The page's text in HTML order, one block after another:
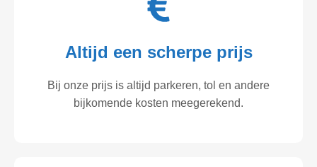
Altijd een scherpe prijs
Bij onze prijs is altijd parkeren, tol en andere
bijkomende kosten meegerekend.